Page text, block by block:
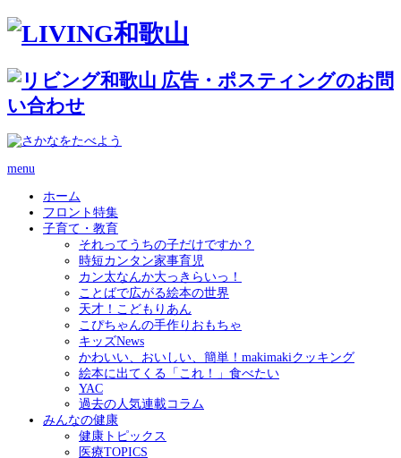
menu
ホーム
フロント特集
子育て・教育
それってうちの子だけですか？
時短カンタン家事育児
カン太なんか大っきらいっ！
ことばで広がる絵本の世界
天才！こどもりあん
こぴちゃんの手作りおもちゃ
キッズNews
かわいい、おいしい、簡単！makimakiクッキング
絵本に出てくる「これ！」食べたい
YAC
過去の人気連載コラム
みんなの健康
健康トピックス
医療TOPICS